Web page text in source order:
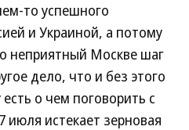
то успешного
и Украиной, а потому
неприятный Москве шаг
дело, что и без этого
о чем поговорить с
июля истекает зерновая